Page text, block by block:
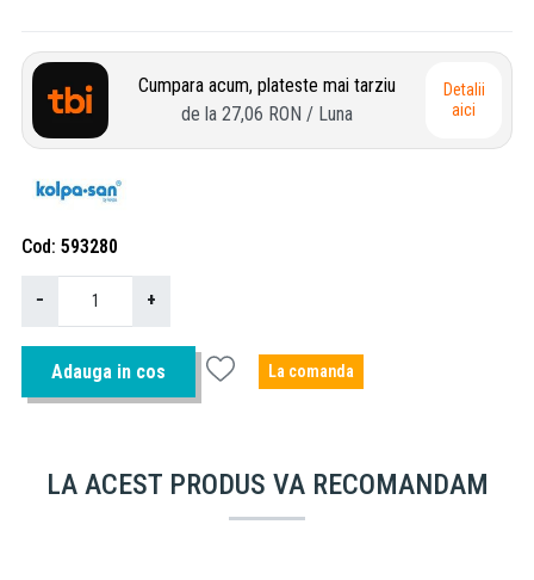
Cumpara acum, plateste mai tarziu
de la 27,06 RON / Luna
Detalii
aici
Cod 593280
− +
Adauga in cos La comanda
LA ACEST PRODUS VA RECOMANDAM